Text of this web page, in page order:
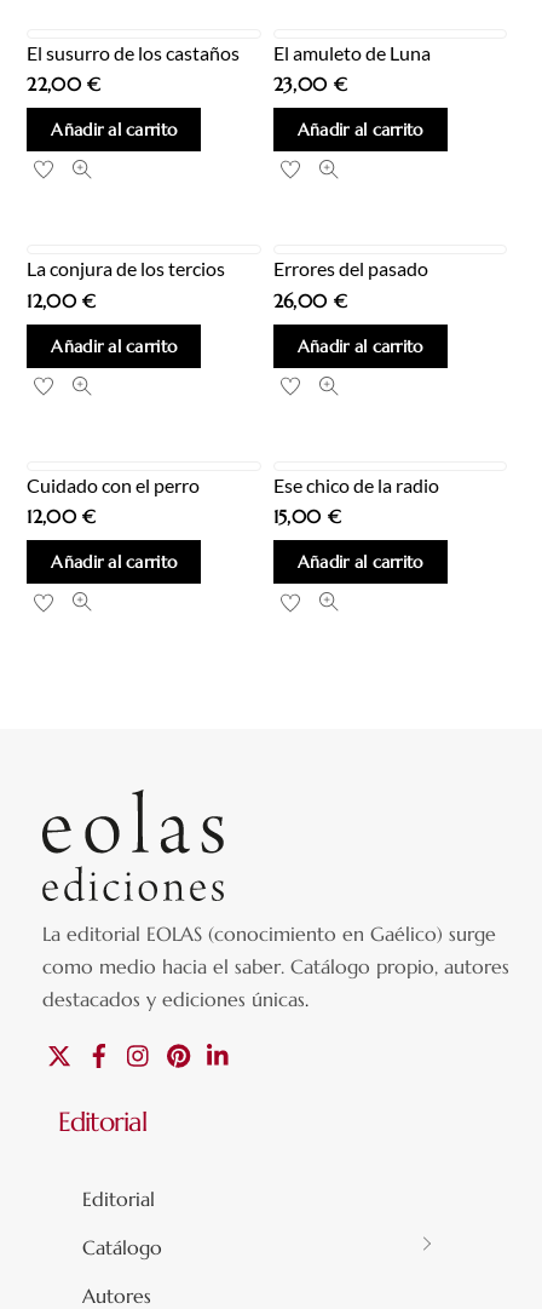
El susurro de los castaños
22,00€
Añadir al carrito
El amuleto de Luna
23,00 €
Añadir al carrito
La conjura de los tercios
12,00€
Añadir al carrito
Errores del pasado
26,00 €
Añadir al carrito
Cuidado con el perro
12,00€
Añadir al carrito
Ese chico de la radio
15,00 €
Añadir al carrito
La editorial EOLAS (conocimiento en Gaélico) surge
como medio hacia el saber.Catálogo propio, autores
destacados y ediciones únicas.
FacebookInstagramPinterest
Editorial
Editorial
Catálogo
Autores